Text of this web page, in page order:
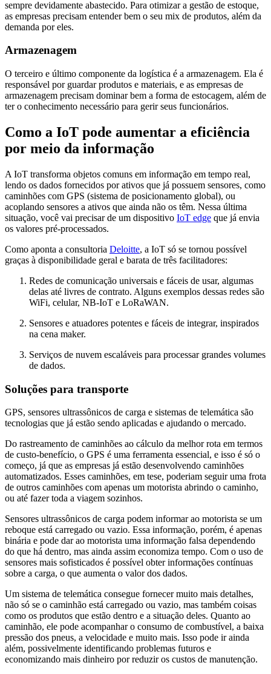
sempre devidamente abastecido. Para otimizar a gestão de estoque,
as empresas precisam entender bem o seu mix de produtos, além da
demanda por eles.
Armazenagem
O terceiro e último componente da logística é a armazenagem. Ela é
responsável por guardar produtos e materiais, e as empresas de
armazenagem precisam dominar bem a forma de estocagem, além de
ter o conhecimento necessário para gerir seus funcionários.
Como a IoT pode aumentar a eficiência
por meio da informação
A IoT transforma objetos comuns em informação em tempo real,
lendo os dados fornecidos por ativos que já possuem sensores, como
caminhões com GPS (sistema de posicionamento global), ou
acoplando sensores a ativos que ainda não os têm. Nessa última
situação, você vai precisar de um dispositivo IoT edge que já envia
os valores pré-processados.
Como aponta a consultoria Deloitte, a IoT só se tornou possível
graças à disponibilidade geral e barata de três facilitadores:
Redes de comunicação universais e fáceis de usar, algumas
delas até livres de contrato. Alguns exemplos dessas redes são
WiFi, celular, NB-IoT e LoRaWAN.
Sensores e atuadores potentes e fáceis de integrar, inspirados
na cena maker.
Serviços de nuvem escaláveis para processar grandes volumes
de dados.
Soluções para transporte
GPS, sensores ultrassônicos de carga e sistemas de telemática são
tecnologias que já estão sendo aplicadas e ajudando o mercado.
Do rastreamento de caminhões ao cálculo da melhor rota em termos
de custo-benefício, o GPS é uma ferramenta essencial, e isso é só o
começo, já que as empresas já estão desenvolvendo caminhões
automatizados. Esses caminhões, em tese, poderiam seguir uma frota
de outros caminhões com apenas um motorista abrindo o caminho,
ou até fazer toda a viagem sozinhos.
Sensores ultrassônicos de carga podem informar ao motorista se um
reboque está carregado ou vazio. Essa informação, porém, é apenas
binária e pode dar ao motorista uma informação falsa dependendo
do que há dentro, mas ainda assim economiza tempo. Com o uso de
sensores mais sofisticados é possível obter informações contínuas
sobre a carga, o que aumenta o valor dos dados.
Um sistema de telemática consegue fornecer muito mais detalhes,
não só se o caminhão está carregado ou vazio, mas também coisas
como os produtos que estão dentro e a situação deles. Quanto ao
caminhão, ele pode acompanhar o consumo de combustível, a baixa
pressão dos pneus, a velocidade e muito mais. Isso pode ir ainda
além, possivelmente identificando problemas futuros e
economizando mais dinheiro por reduzir os custos de manutenção.